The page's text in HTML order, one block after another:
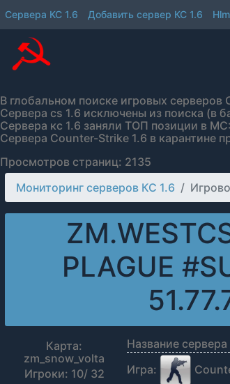
Сервера КС 1.6 Добавить сервер КС 1.6
В глобальном поиске игровых серверов
Сервера cs 1.6 исключены из поиска (в
Сервера кс 1.6 заняли ТОП позиции в
Сервера Counter-Strike 1.6 в карантине
Просмотров страниц: 2135
Мониторинг серверов КС 1.6
PLAGUE
Карта:
zm_snow_volta
Игроки: 10/ 32
Название сервера
Игра: